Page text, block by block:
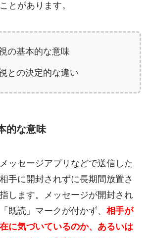
とがあります。
の基本的な意味
との決定的な違い
的な意味
ッセージアプリなどで送信した
手に開封されずに長期間放置さ
します。メッセージが開封され
既読」マークが付かず、 相手が
に気づいているのか、あるいは